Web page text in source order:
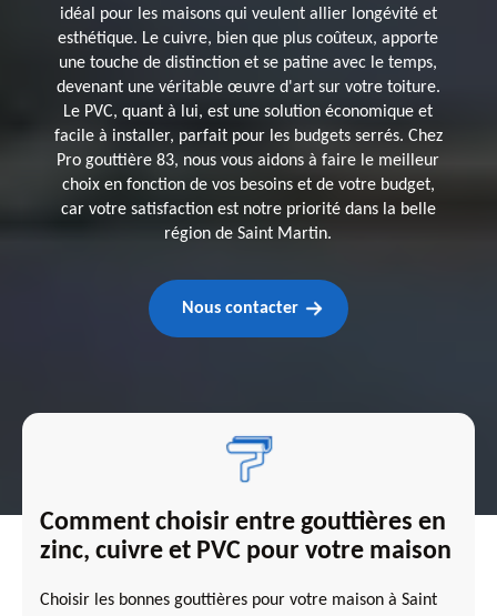
idéal pour les maisons qui veulent allier longévité et
esthétique. Le cuivre, bien que plus coûteux, apporte
une touche de distinction et se patine avec le temps,
devenant une véritable œuvre d'art sur votre toiture.
Le PVC, quant à lui, est une solution économique et
facile à installer, parfait pour les budgets serrés. Chez
Pro gouttière 83, nous vous aidons à faire le meilleur
choix en fonction de vos besoins et de votre budget,
car votre satisfaction est notre priorité dans la belle
région de Saint Martin.
Nous contacter
Comment choisir entre gouttières en
zinc, cuivre et PVC pour votre maison
Choisir les bonnes gouttières pour votre maison à Saint